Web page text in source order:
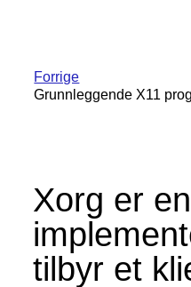
Forrige
Grunnleggende X11
Xorg er
tilbyr et